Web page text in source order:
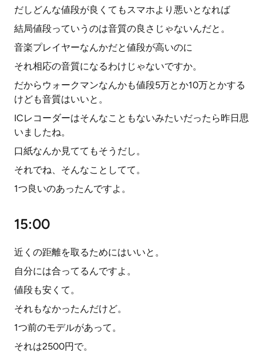
だしどんな値段が良くてもスマホより悪いとなれば
結局値段っていうのは音質の良さじゃないんだと。
音楽プレイヤーなんかだと値段が高いのに
それ相応の音質になるわけじゃないですか。
だからウォークマンなんかも値段5万とか10万とかする
けども音質はいいと。
ICレコーダーはそんなこともないみたいだったら昨日思
いましたね。
口紙なんか見ててもそうだし。
それでね、そんなことしてて。
1つ良いのあったんですよ。
15:00
近くの距離を取るためにはいいと。
自分には合ってるんですよ。
値段も安くて。
それもなかったんだけど。
1つ前のモデルがあって。
それは2500円で。